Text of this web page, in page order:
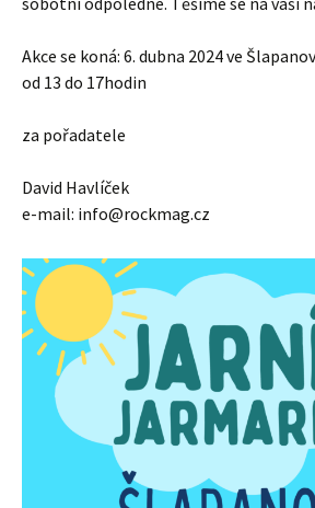
Akce se koná: 6. dubna 2024 ve
od 13 do 17hodin
za pořadatele
David Havlíček
e-mail: info@rockmag.cz